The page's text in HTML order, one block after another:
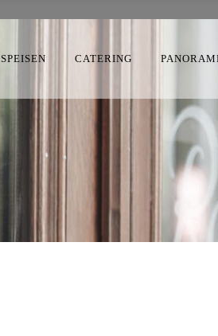
SPEISEN CATERING